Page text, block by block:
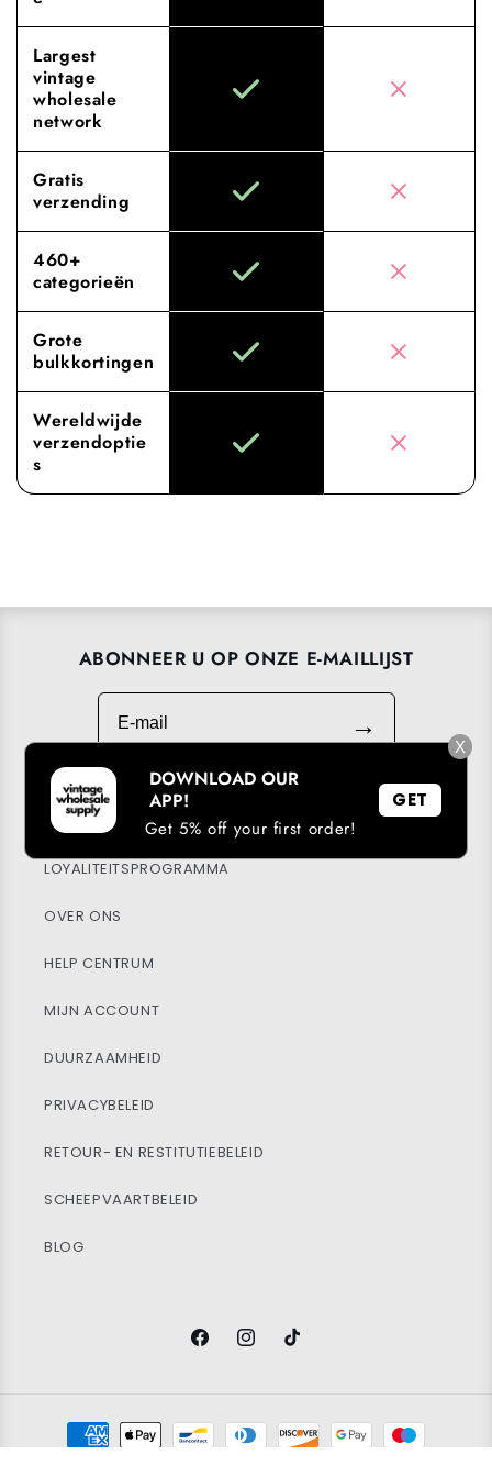
Largest
vintage
wholesale
network
Gratis
verzending
460+
categorieën
Grote
bulkkortingen
Wereldwijde
verzendoptie
s
ABONNEER U OP ONZE E-MAILLIJST
E-mail
→
DOWNLOAD ONZE APP
LOYALITEITSPROGRAMMA
OVER ONS
HELP CENTRUM
MIJN ACCOUNT
DUURZAAMHEID
PRIVACYBELEID
RETOUR- EN RESTITUTIEBELEID
SCHEEPVAARTBELEID
BLOG
FacebookInstagramTikTok
Betaalmethoden
X
DOWNLOAD OUR
APP!
Get 5% off your first order!
GET